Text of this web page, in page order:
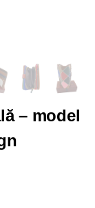
– model